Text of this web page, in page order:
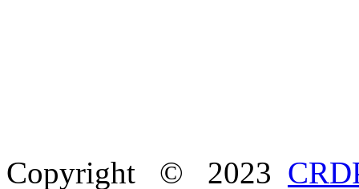
Copyright © 2023